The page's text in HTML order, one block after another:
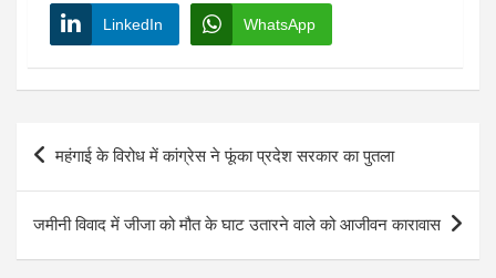
LinkedIn WhatsApp
Post
navigation
महंगाई के विरोध में कांग्रेस ने फूंका प्रदेश सरकार का पुतला
जमीनी विवाद में जीजा को मौत के घाट उतारने वाले को आजीवन कारावास